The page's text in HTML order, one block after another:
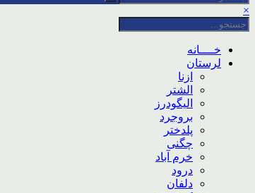
×
خــــانه
لرستان
ازنا
الشتر
الیگودرز
بروجرد
پلدختر
چگنی
خرم آباد
درود
دلفان